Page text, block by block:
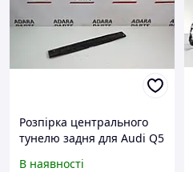
Розпірка центрального
тунелю задня для Audi Q5
В наявності